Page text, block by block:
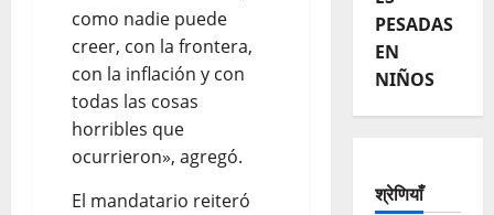
como nadie puede
creer, con la frontera,
con la inflación y con
todas las cosas
horribles que
ocurrieron», agregó.
El mandatario reiteró
PESADAS
EN
NIÑOS
श्रेणियाँ